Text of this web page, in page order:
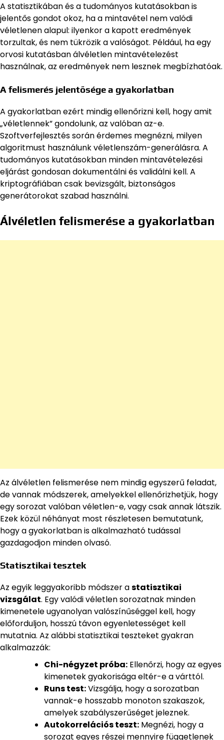
A statisztikában és a tudományos kutatásokban is
jelentős gondot okoz, ha a mintavétel nem valódi
véletlenen alapul: ilyenkor a kapott eredmények
torzultak, és nem tükrözik a valóságot. Például, ha egy
orvosi kutatásban álvéletlen mintavételezést
használnak, az eredmények nem lesznek megbízhatóak.
A felismerés jelentősége a gyakorlatban
A gyakorlatban ezért mindig ellenőrizni kell, hogy amit
„véletlennek” gondolunk, az valóban az-e.
Szoftverfejlesztés során érdemes megnézni, milyen
algoritmust használunk véletlenszám-generálásra. A
tudományos kutatásokban minden mintavételezési
eljárást gondosan dokumentálni és validálni kell. A
kriptográfiában csak bevizsgált, biztonságos
generátorokat szabad használni.
Álvéletlen felismerése a gyakorlatban
Az álvéletlen felismerése nem mindig egyszerű feladat,
de vannak módszerek, amelyekkel ellenőrizhetjük, hogy
egy sorozat valóban véletlen-e, vagy csak annak látszik.
Ezek közül néhányat most részletesen bemutatunk,
hogy a gyakorlatban is alkalmazható tudással
gazdagodjon minden olvasó.
Statisztikai tesztek
Az egyik leggyakoribb módszer astatisztikai
vizsgálat. Egy valódi véletlen sorozatnak minden
kimenetele ugyanolyan valószínűséggel kell, hogy
előforduljon, hosszú távon egyenletességet kell
mutatnia. Az alábbi statisztikai teszteket gyakran
alkalmazzák:
Chi-négyzet próba: Ellenőrzi, hogy az egyes
kimenetek gyakorisága eltér-e a várttól.
Runs test:Vizsgálja, hogy a sorozatban
vannak-e hosszabb monoton szakaszok,
amelyek szabályszerűséget jeleznek.
Autokorrelációs teszt: Megnézi, hogy a
sorozat egyes részei mennyire függetlenek